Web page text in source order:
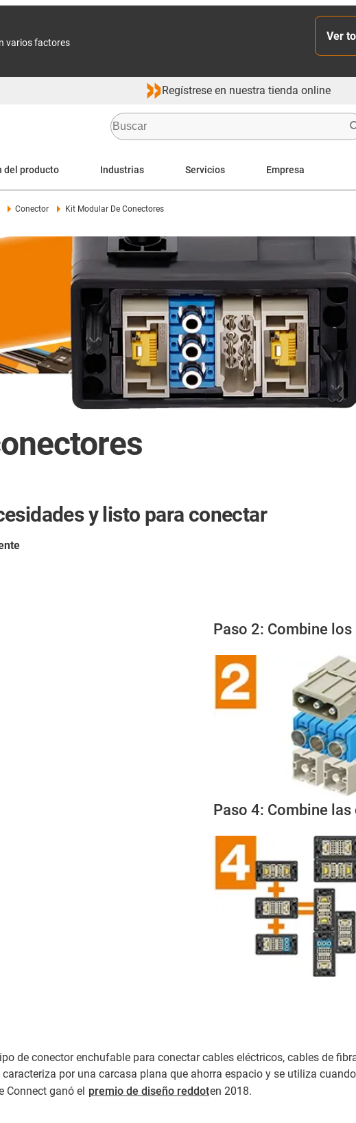
varios factores
Ver
Regístrese en nuestra tienda online
del producto Industrias Servicios Empresa
Conector Kit Modular De Conectores
y listo para conectar
Paso 2: Combine
Paso 4: Combine
de conector enchufable para conectar cables eléctricos, cables de
por una carcasa plana que ahorra espacio y se utiliza
Connect ganó el premio de diseño reddoten 2018.